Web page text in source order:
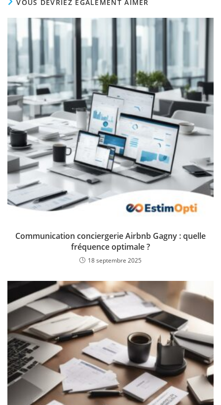
VOUS DEVRIEZ ÉGALEMENT AIMER
Communication conciergerie Airbnb Gagny : quelle
fréquence optimale ?
18 septembre 2025